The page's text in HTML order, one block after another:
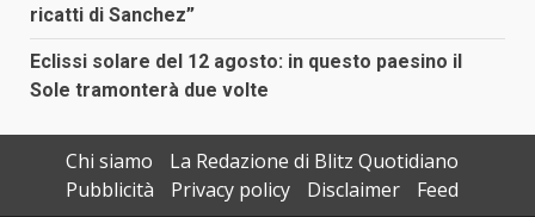
ricatti di Sanchez”
Eclissi solare del 12 agosto: in questo paesino il
Sole tramonterà due volte
Chi siamo
La Redazione di Blitz Quotidiano
Pubblicità
Privacy policy Disclaimer Feed